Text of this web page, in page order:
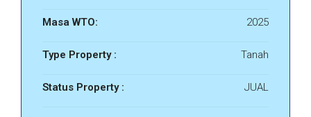
Masa WTO: 2025
Type Property : Tanah
Status Property : JUAL